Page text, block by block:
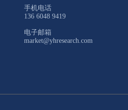
手机电话
136 6048 9419
电子邮箱
market@yhresearch.com